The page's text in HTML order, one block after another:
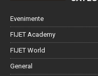
Evenimente
FIJET Academy
FIJET World
General